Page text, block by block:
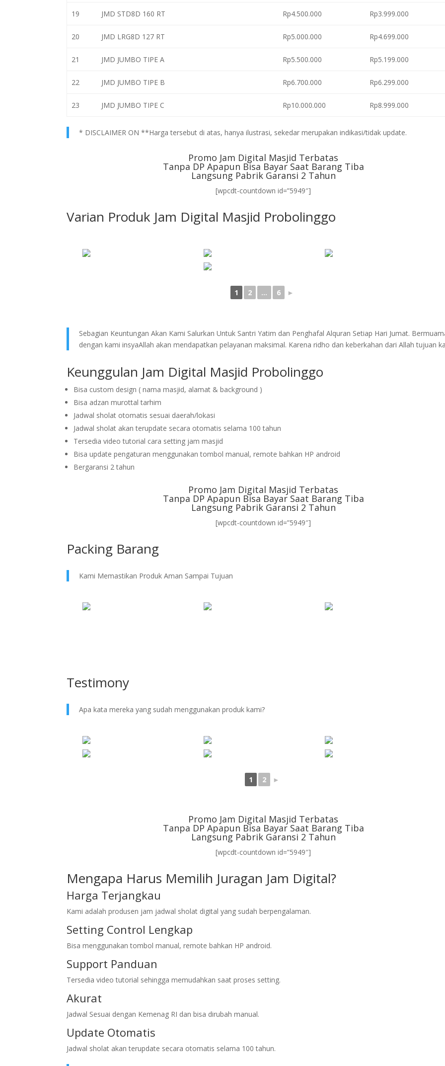
19 JMD STD8D 160 RT Rp4.500.000 Rp3.999.000
20 JMD LRG8D 127 RT Rp5.000.000 Rp4.699.000
21 JMD JUMBO TIPE A Rp5.500.000 Rp5.199.000
22 JMD JUMBO TIPE B Rp6.700.000 Rp6.299.000
23 JMD JUMBO TIPE C Rp10.000.000 Rp8.999.000
* DISCLAIMER ON **Harga tersebut di atas, hanya ilustrasi, sekedar merupakan indikasi/tidak update.
Promo Jam Digital Masjid Terbatas
Tanpa DP Apapun Bisa Bayar Saat Barang Tiba
Langsung Pabrik Garansi 2 Tahun
[wpcdt-countdown id=”5949″]
Varian Produk Jam Digital Masjid Probolinggo
1 2 ... 6 ►
Sebagian Keuntungan Akan Kami Salurkan Untuk Santri Yatim dan Penghafal Alquran Setiap Hari Jumat.
dengan kami insyaAllah akan mendapatkan pelayanan maksimal. Karena ridho dan keberkahan dari Allah tujuan
Keunggulan Jam Digital Masjid Probolinggo
Bisa custom design ( nama masjid, alamat & background )
Bisa adzan murottal tarhim
Jadwal sholat otomatis sesuai daerah/lokasi
Jadwal sholat akan terupdate secara otomatis selama 100 tahun
Tersedia video tutorial cara setting jam masjid
Bisa update pengaturan menggunakan tombol manual, remote bahkan HP android
Bergaransi 2 tahun
Promo Jam Digital Masjid Terbatas
Tanpa DP Apapun Bisa Bayar Saat Barang Tiba
Langsung Pabrik Garansi 2 Tahun
[wpcdt-countdown id=”5949″]
Packing Barang
Kami Memastikan Produk Aman Sampai Tujuan
Testimony
Apa kata mereka yang sudah menggunakan produk kami?
1 2 ►
Promo Jam Digital Masjid Terbatas
Tanpa DP Apapun Bisa Bayar Saat Barang Tiba
Langsung Pabrik Garansi 2 Tahun
[wpcdt-countdown id=”5949″]
Mengapa Harus Memilih Juragan Jam Digital?
Harga Terjangkau
Kami adalah produsen jam jadwal sholat digital yang sudah berpengalaman.
Setting Control Lengkap
Bisa menggunakan tombol manual, remote bahkan HP android.
Support Panduan
Tersedia video tutorial sehingga memudahkan saat proses setting.
Akurat
Jadwal Sesuai dengan Kemenag RI dan bisa dirubah manual.
Update Otomatis
Jadwal sholat akan terupdate secara otomatis selama 100 tahun.